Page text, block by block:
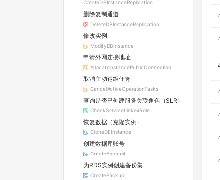
CreateDBInstanceReplication
删除复制通道
DeleteDBInstanceReplication
修改实例
ModifyDBInstance
申请外网连接地址
AllocateInstancePublicConnection
取消主动运维任务
CancelActiveOperationTasks
查询是否已创建服务关联角色（SLR）
CheckServiceLinkedRole
恢复数据（克隆实例）
CloneDBInstance
创建数据库账号
CreateAccount
为RDS实例创建备份集
CreateBackup